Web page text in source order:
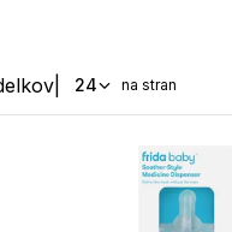
24 na stran